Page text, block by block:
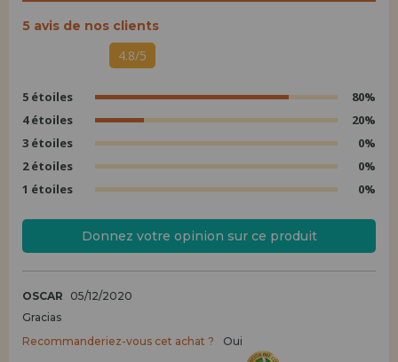
5 avis de nos clients
4.8/5
5 étoiles
80%
4 étoiles
20%
3 étoiles
0%
2 étoiles
0%
1 étoiles
0%
Donnez votre opinion sur ce produit
OSCAR
05/12/2020
Gracias
Recommanderiez-vous cet achat ?
Oui